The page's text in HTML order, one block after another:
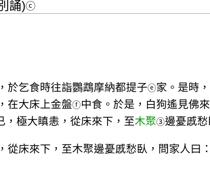
誦)ⓒ
於乞食時往詣鸚鵡摩納都提子ⓔ家。是時
在大床上金盤ⓕ中食。於是，白狗遙見佛
，極大瞋恚，從床來下，至木聚③邊憂慼愁
從床來下，至木聚邊憂慼愁臥，問家人曰